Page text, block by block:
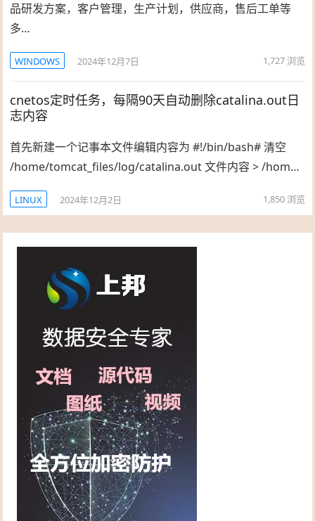
品研发方案，客户管理，生产计划，供应商，售后工单等
多…
WINDOWS 2024年12月7日 1,727浏览
cnetos定时任务，每隔90天自动删除catalina.out日
志内容
首先新建一个记事本文件编辑内容为 #!/bin/bash# 清空
/home/tomcat_files/log/catalina.out 文件内容 > /hom…
LINUX 2024年12月2日 1,850浏览